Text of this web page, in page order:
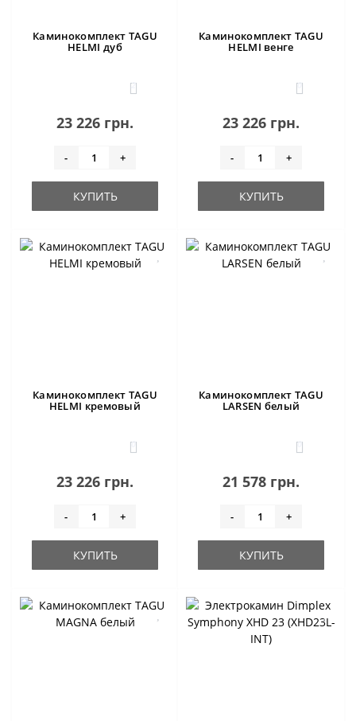
Каминокомплект TAGU
HELMI дуб
2
23 226 грн.
- +
КУПИТЬ
Каминокомплект TAGU
HELMI венге
0
23 226 грн.
- +
КУПИТЬ
Каминокомплект TAGU
HELMI кремовый
0
23 226 грн.
- +
КУПИТЬ
Каминокомплект TAGU
LARSEN белый
0
21 578 грн.
- +
КУПИТЬ